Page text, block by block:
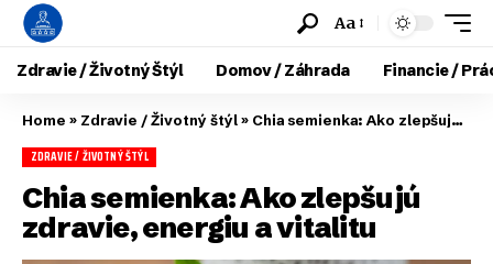
Aa
Zdravie / Životný Štýl Domov / Záhrada Financie /
Home » Zdravie / Životný štýl» Chia semienka: Ako zlepšujú zdravie, energiu a vitalitu
ZDRAVIE / ŽIVOTNÝ ŠTÝL
Chia semienka: Ako zlepšujú
zdravie, energiu a vitalitu